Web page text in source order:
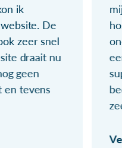
ik
De
zeer snel
draait nu
geen
en tevens